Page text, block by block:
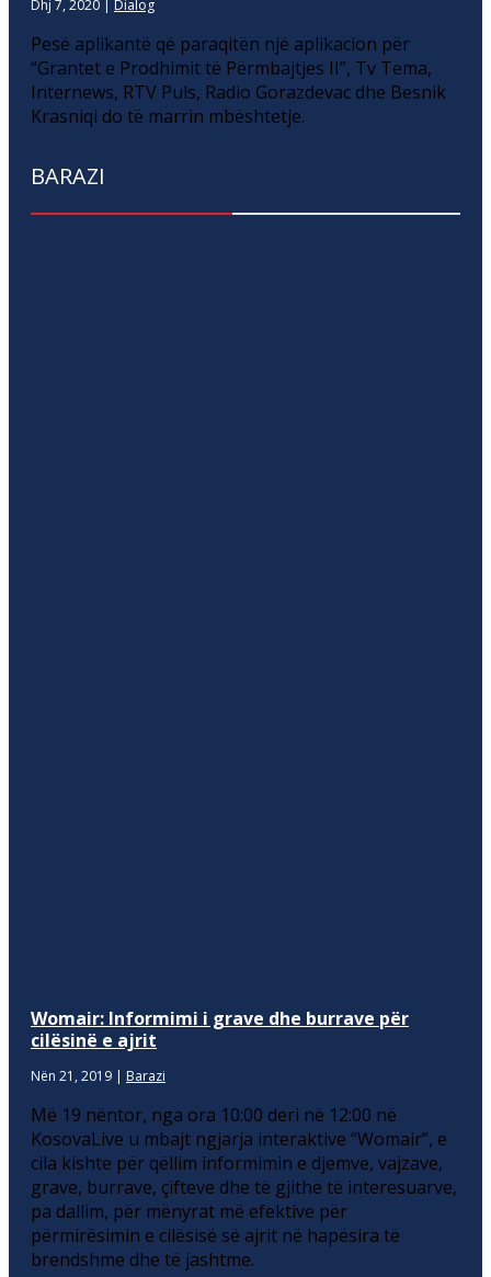
Dhj 7, 2020 Dialog
Pesë aplikantë që paraqitën një aplikacion për
“Grantet e Prodhimit të Përmbajtjes II”, Tv Tema,
Internews, RTV Puls, Radio Gorazdevac dhe Besnik
Krasniqi do të marrin mbështetje.
BARAZI
Womair: Informimi i grave dhe burrave për
cilësinë e ajrit
Nën 21, 2019 | Barazi
Më 19 nëntor, nga ora 10:00 deri në 12:00 në
KosovaLive u mbajt ngjarja interaktive “Womair”, e
cila kishte për qëllim informimin e djemve, vajzave,
grave, burrave, çifteve dhe të gjithë të interesuarve,
pa dallim, për mënyrat më efektive për
përmirësimin e cilësisë së ajrit në hapësira të
brendshme dhe të jashtme.